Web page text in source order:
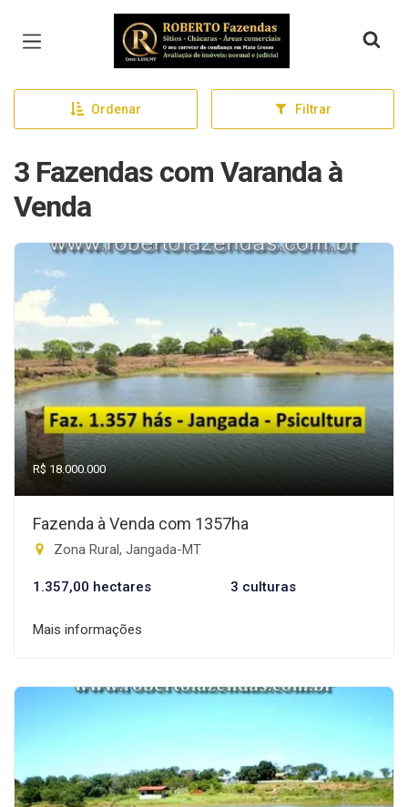
Página inicial
Ordenar Filtrar
3 Fazendas com Varanda à
Venda
R$ 18.000.000
Fazenda à Venda com 1357ha
Zona Rural, Jangada-MT
1.357,00 hectares 3 culturas
Mais informações